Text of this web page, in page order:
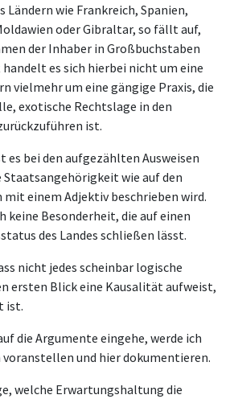
Ländern wie Frankreich, Spanien,
oder Gibraltar, so fällt auf,
der Inhaber in Großbuchstaben
es sich hierbei nicht um eine
vielmehr um eine gängige Praxis, die
exotische Rechtslage in den
ist.
es bei den aufgezählten Ausweisen
Staatsangehörigkeit wie auf den
mit einem Adjektiv beschrieben wird.
keine Besonderheit, die auf einen
des Landes schließen lässt.
nicht jedes scheinbar logische
ersten Blick eine Kausalität aufweist,
ist.
die Argumente eingehe, werde ich
und hier dokumentieren.
welche Erwartungshaltung die